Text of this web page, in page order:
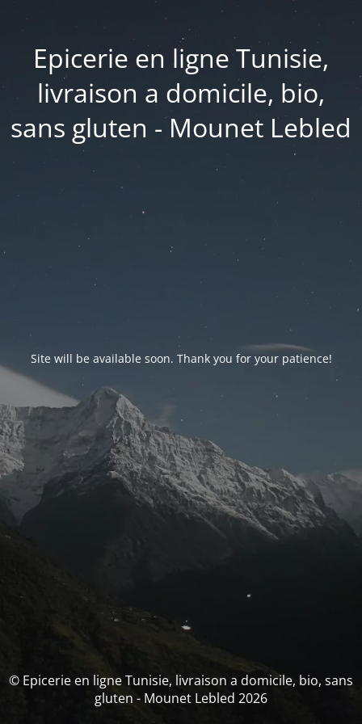
Epicerie en ligne Tunisie,
livraison a domicile, bio,
sans gluten - Mounet Lebled
Site will be available soon. Thank you for your patience!
© Epicerie en ligne Tunisie, livraison a domicile, bio, sans
gluten - Mounet Lebled 2026